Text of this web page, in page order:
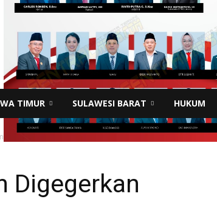
TIMUR SULAWESI BARAT HUKUM
Seorang Pria Tanpa Identitas Terbakar
Digegerkan